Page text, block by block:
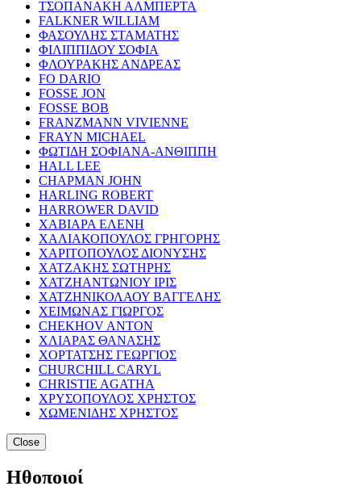
ΤΣΟΠΑΝΑΚΗ ΑΛΜΠΕΡΤΑ
FALKNER WILLIAM
ΦΑΣΟΥΛΗΣ ΣΤΑΜΑΤΗΣ
ΦΙΛΙΠΠΙΔΟΥ ΣΟΦΙΑ
ΦΛΟΥΡΑΚΗΣ ΑΝΔΡΕΑΣ
FO DARIO
FOSSE JON
FOSSE BOB
FRANZMANN VIVIENNE
FRAYN MICHAEL
ΦΩΤΙΔΗ ΣΟΦΙΑΝΑ-ΑΝΘΙΠΠΗ
HALL LEE
CHAPMAN JOHN
HARLING ROBERT
HARROWER DAVID
ΧΑΒΙΑΡΑ ΕΛΕΝΗ
ΧΑΛΙΑΚΟΠΟΥΛΟΣ ΓΡΗΓΟΡΗΣ
ΧΑΡΙΤΟΠΟΥΛΟΣ ΔΙΟΝΥΣΗΣ
ΧΑΤΖΑΚΗΣ ΣΩΤΗΡΗΣ
ΧΑΤΖΗΑΝΤΩΝΙΟΥ ΙΡΙΣ
ΧΑΤΖΗΝΙΚΟΛΑΟΥ ΒΑΓΓΕΛΗΣ
ΧΕΙΜΩΝΑΣ ΓΙΩΡΓΟΣ
CHEKHOV ANTON
ΧΛΙΑΡΑΣ ΘΑΝΑΣΗΣ
ΧΟΡΤΑΤΣΗΣ ΓΕΩΡΓΙΟΣ
CHURCHILL CARYL
CHRISTIE AGATHA
ΧΡΥΣΟΠΟΥΛΟΣ ΧΡΗΣΤΟΣ
ΧΩΜΕΝΙΔΗΣ ΧΡΗΣΤΟΣ
Close
Ηθοποιοί